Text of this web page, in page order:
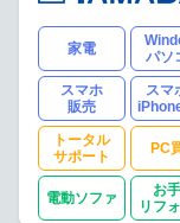
家電
パソ
スマホ
販売
スマ
トータル
サポート
PC
電動ソファ
お
リフ